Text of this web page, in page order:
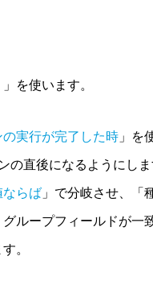
」を使います。
実行が完了した時 」を
の直後になるようにしま
ならば 」で分岐させ、「
ループフィールドが一
。